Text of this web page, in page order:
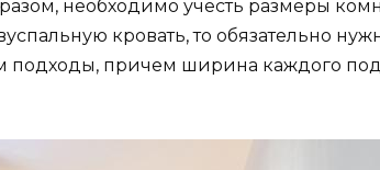
необходимо учесть размеры
кровать, то обязательно
подходы, причем ширина каждого